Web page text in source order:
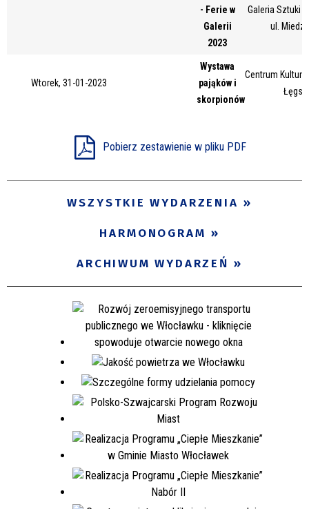
- Ferie w
Galerii
2023
Galeria Sztuki
ul.
Wtorek, 31-01-2023
Wystawa
pająków i
skorpionów
Centrum Kultury
Pobierz zestawienie w pliku PDF
WSZYSTKIE WYDARZENIA
HARMONOGRAM
ARCHIWUM WYDARZEŃ